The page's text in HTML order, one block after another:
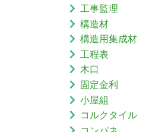
工事監理
構造材
構造用集成材
工程表
木口
固定金利
小屋組
コルクタイル